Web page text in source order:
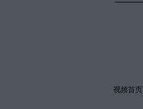
视频首页